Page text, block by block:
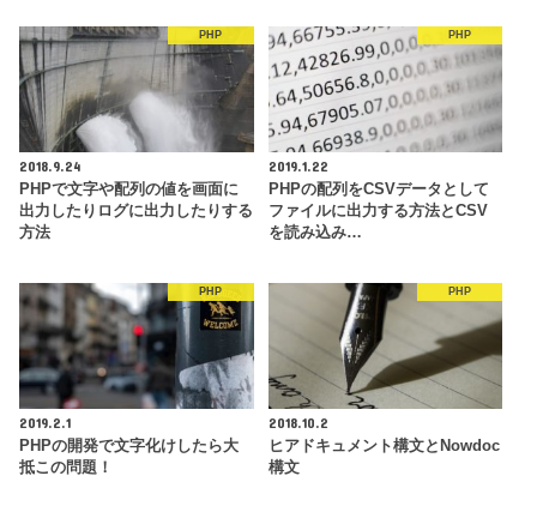
PHP
2018.9.24
PHPで文字や配列の値を画面に
出力したりログに出力したりする
方法
PHP
2019.1.22
PHPの配列をCSVデータとして
ファイルに出力する方法とCSV
を読み込み…
PHP
2019.2.1
PHPの開発で文字化けしたら大
抵この問題！
PHP
2018.10.2
ヒアドキュメント構文とNowdoc
構文